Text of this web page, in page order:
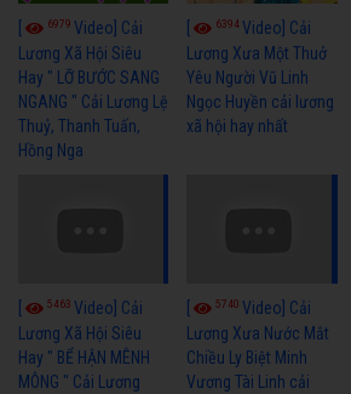
6979 Video] Cải
Lương Xã Hội Siêu
Hay " LỠ BƯỚC SANG
NGANG " Cải Lương Lệ
Thuỷ, Thanh Tuấn,
Hồng Nga
6394Video] Cải
Lương Xưa Một Thuở
Yêu Người Vũ Linh
Ngọc Huyền cải lương
xã hội hay nhất
5463 Video] Cải
Lương Xã Hội Siêu
Hay " BỂ HẬN MÊNH
MÔNG " Cải Lương
5740Video] Cải
Lương Xưa Nước Mắt
Chiều Ly Biệt Minh
Vương Tài Linh cải